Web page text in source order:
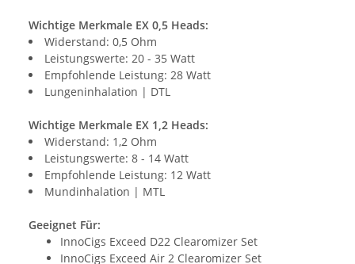
Wichtige Merkmale EX 0,5 Heads:
Widerstand: 0,5 Ohm
Leistungswerte: 20 - 35 Watt
Empfohlende Leistung: 28 Watt
Lungeninhalation | DTL
Wichtige Merkmale EX 1,2 Heads:
Widerstand: 1,2 Ohm
Leistungswerte: 8 - 14 Watt
Empfohlende Leistung: 12 Watt
Mundinhalation | MTL
Geeignet Für:
InnoCigs Exceed D22 Clearomizer Set
InnoCigs Exceed Air 2 Clearomizer Set